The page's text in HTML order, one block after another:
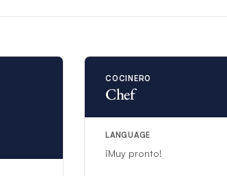
COCINERO
Chef
LANGUAGE
¡Muy pronto!